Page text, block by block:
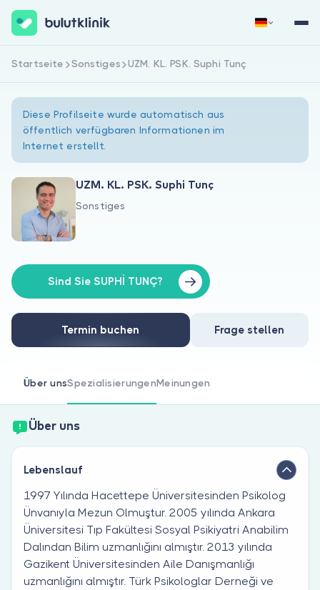
Über uns
Für Patienten
Für Ärzte
Jetzt registrieren Anmelden
Startseite Sonstiges UZM. KL. PSK. Suphi Tunç
Diese Profilseite wurde automatisch aus
öffentlich verfügbaren Informationen im
Internet erstellt.
UZM. KL. PSK. Suphi Tunç
Sonstiges
Sind Sie SUPHİ TUNÇ?
Termin buchen Frage stellen
Über unsSpezialisierungenMeinungen
Über uns
Lebenslauf
1997 Yılında Hacettepe Üniversitesinden Psikolog
Ünvanıyla Mezun Olmuştur. 2005 yılında Ankara
Üniversitesi Tıp Fakültesi Sosyal Psikiyatri Anabilim
Dalından Bilim uzmanlığını almıştır. 2013 yılında
Gazikent Üniversitesinden Aile Danışmanlığı
uzmanlığını almıştır. Türk Psikologlar Derneği ve